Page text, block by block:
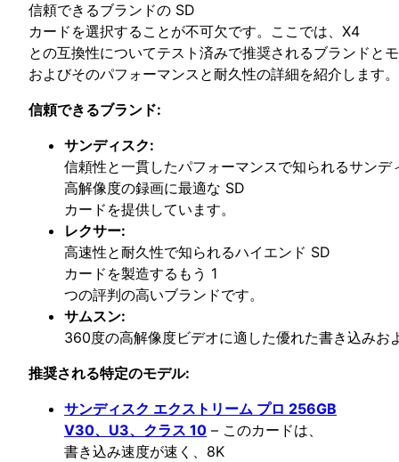
信頼できるブランドの SD
カードを選択することが不可欠です。ここでは、X4
との互換性についてテスト済みで推奨されるブランドと
およびそのパフォーマンスと耐久性の詳細を紹介します。
信頼できるブランド:
サンディスク:
信頼性と一貫したパフォーマンスで知られるサンデ
高解像度の録画に最適な SD
カードを提供しています。
レクサー:
高速性と耐久性で知られるハイエンド SD
カードを製造するもう 1
つの評判の高いブランドです。
サムスン:
360度の高解像度ビデオに適した優れた書き込み
推奨される特定のモデル:
サンディスク エクストリーム プロ 256GB
V30、U3、クラス 10 – このカードは、
書き込み速度が速く、8K